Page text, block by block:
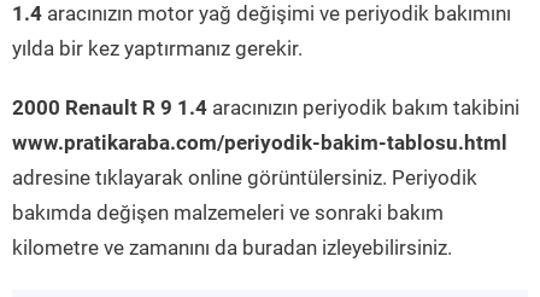
1.4 aracınızın motor yağ değişimi ve periyodik bakımını
yılda bir kez yaptırmanız gerekir.
2000 Renault R 9 1.4 aracınızın periyodik bakım takibini
www.pratikaraba.com/periyodik-bakim-tablosu.html
adresine tıklayarak online görüntülersiniz. Periyodik
bakımda değişen malzemeleri ve sonraki bakım
kilometre ve zamanını da buradan izleyebilirsiniz.